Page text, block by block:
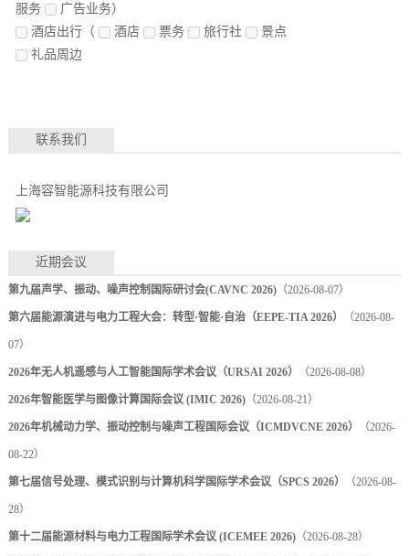
服务
广告业务）
酒店出行（ 酒店 票务 旅行社
景点
礼品周边
联系我们
上海容智能源科技有限公司
近期会议
第九届声学、振动、噪声控制国际研讨会(CAVNC 2026)（2026-08-07）
第六届能源演进与电力工程大会：转型·智能·自治（EEPE-TIA 2026） （2026-08-
07）
2026年无人机遥感与人工智能国际学术会议（URSAI 2026） （2026-08-08）
2026年智能医学与图像计算国际会议 (IMIC 2026)（2026-08-21）
2026年机械动力学、振动控制与噪声工程国际会议（ICMDVCNE 2026） （2026-
08-22）
第七届信号处理、模式识别与计算机科学国际学术会议（SPCS 2026） （2026-08-
28）
第十二届能源材料与电力工程国际学术会议 (ICEMEE 2026)（2026-08-28）